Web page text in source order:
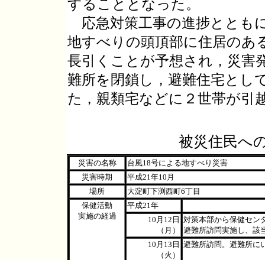
することとなった。
応急対策工事の進捗ととも
地すべりの頭頂部に住居のあ
長引くことが予想され，災害
難所を閉鎖し，避難住宅とし
た，親類宅などに２世帯が引
被災住民へ
災害の名称
台風18号による地すべり災害
災害時期
平成21年10月
場所
大淀町下渕西町6丁目
保健活動
実施の経過
平成21年
10月12日
（月）
対策本部から保健セン
避難所訪問実施し、該
10月13日
（火）
避難所訪問。避難所に